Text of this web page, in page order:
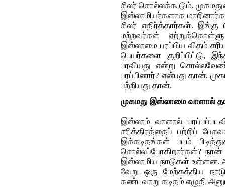
சிலர் சொல்லக்கூடும்,
இஸ்லாமியர்களாக
சிலர் எதிர்த்தார்கள்.
மற்றவர்கள்
இஸ்லாமை பரப்பிய விதம்
பெயர்களை குறிப்பிட்டு,
பரவியது என்று
பரப்பினார்? என்பது தான்.
பற்றியது தான்.
முகமது இஸ்லாமை வாளால்
இஸ்லாம் வாளால்
சரித்திரத்தைப் பற்றிப்
இக்கடிதங்கள் படம்
சொல்லப்போகிறார்கள்? நான்
இஸ்லாமிய நாடுகள் உள்ளன.
வேறு ஒரு மேற்கத்திய
கண்டவாறு கடிதம் எழுதி